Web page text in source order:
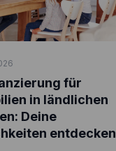
für
in ländlichen
Deine
entdecken